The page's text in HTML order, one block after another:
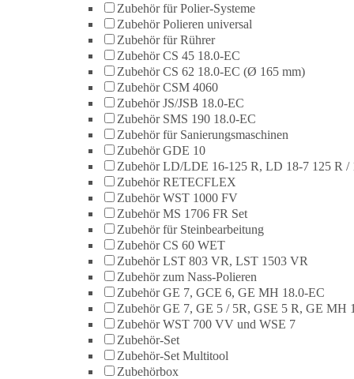
Zubehör für Polier-Systeme
Zubehör Polieren universal
Zubehör für Rührer
Zubehör CS 45 18.0-EC
Zubehör CS 62 18.0-EC (Ø 165 mm)
Zubehör CSM 4060
Zubehör JS/JSB 18.0-EC
Zubehör SMS 190 18.0-EC
Zubehör für Sanierungsmaschinen
Zubehör GDE 10
Zubehör LD/LDE 16-125 R, LD 18-7 125 R /
Zubehör RETECFLEX
Zubehör WST 1000 FV
Zubehör MS 1706 FR Set
Zubehör für Steinbearbeitung
Zubehör CS 60 WET
Zubehör LST 803 VR, LST 1503 VR
Zubehör zum Nass-Polieren
Zubehör GE 7, GCE 6, GE MH 18.0-EC
Zubehör GE 7, GE 5 / 5R, GSE 5 R, GE MH
Zubehör WST 700 VV und WSE 7
Zubehör-Set
Zubehör-Set Multitool
Zubehörbox